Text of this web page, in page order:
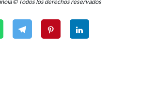
© Todos los derechos reservados